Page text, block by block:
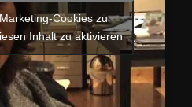
Cookies zu
Inhalt zu aktivieren